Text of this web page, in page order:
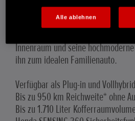
Honda CR-V Hybrid
Der Honda CR-V Hybrid bietet
Innenraum und seine
ihn zum idealen Familienauto.
Verfügbar als Plug-in und
Bis zu 950 km Reichweite* ohne
Bis zu 1.710 Liter
Alle ablehnen